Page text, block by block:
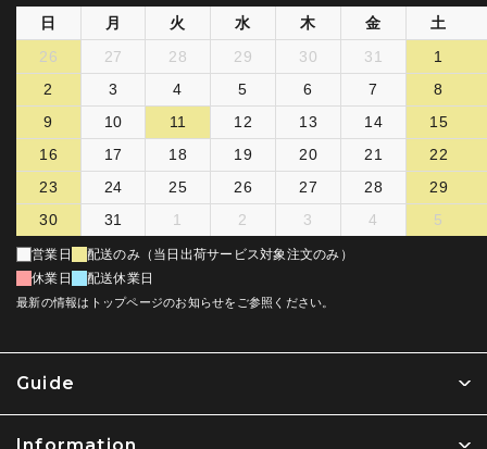
Guide
Information
日 月 火 水 木 金
土
26
27 28 29 30 31
1
2
3 4 5 6 7
8
9
10 11 12 13 14
15
16
17 18 19 20 21
22
23
24 25 26 27 28
29
30
31 1 2 3 4 5
営業日
配送のみ（当日出荷サービス対象注文のみ）
休業日
配送休業日
最新の情報はトップページのお知らせをご参照ください。